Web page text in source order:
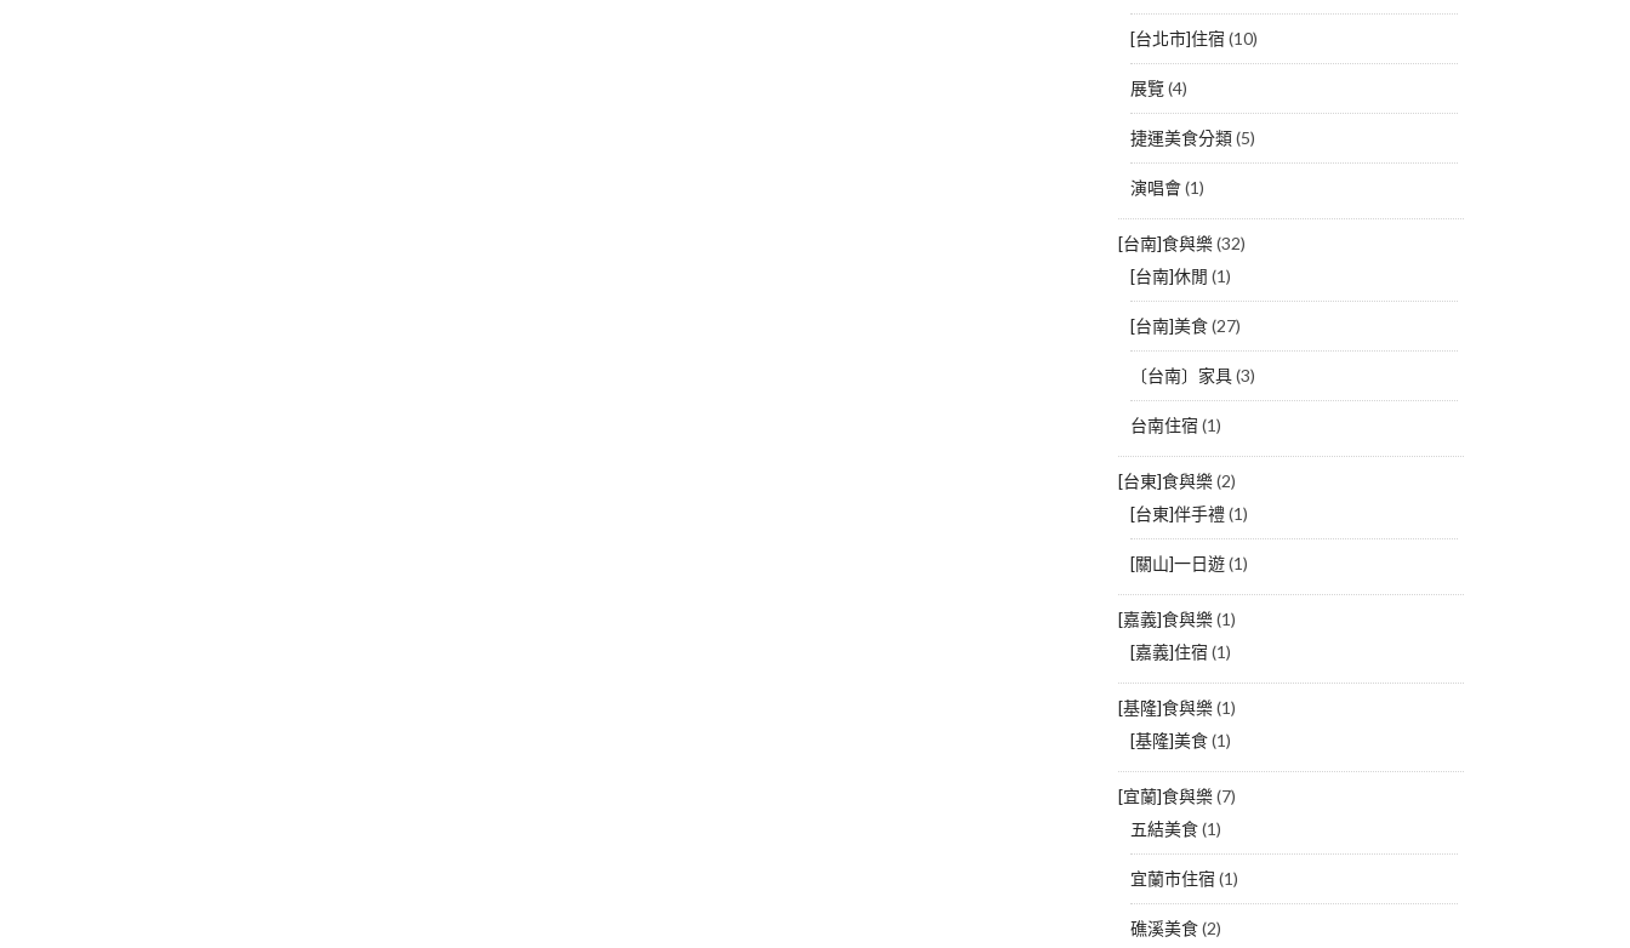
[台北市]住宿 (10)
展覽(4)
捷運美食分類(5)
演唱會(1)
[台南]食與樂(32)
[台南]休閒 (1)
[台南]美食(27)
〔台南〕家具(3)
台南住宿 (1)
[台東]食與樂(2)
[台東]伴手禮(1)
[關山]一日遊(1)
[嘉義]食與樂(1)
[嘉義]住宿 (1)
[基隆]食與樂(1)
[基隆]美食(1)
[宜蘭]食與樂(7)
五結美食(1)
宜蘭市住宿 (1)
礁溪美食(2)